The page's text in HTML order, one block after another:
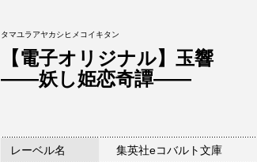
タマユラアヤカシヒメコイキタン
【電子オリジナル】玉響
――妖し姫恋奇譚――
レーベル名 集英社eコバルト文庫